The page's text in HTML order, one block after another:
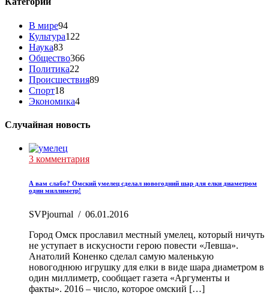
В мире94
Культура122
Наука83
Общество366
Политика22
Происшествия89
Спорт18
Экономика4
Случайная новость
3 комментария
А вам слабо? Омский умелец сделал новогодний шар для елки диаметром
один миллиметр!
SVPjournal / 06.01.2016
Город Омск прославил местный умелец, который ничуть
не уступает в искусности герою повести «Левша».
Анатолий Коненко сделал самую маленькую
новогоднюю игрушку для елки в виде шара диаметром в
один миллиметр, сообщает газета «Аргументы и
факты». 2016 – число, которое омский […]